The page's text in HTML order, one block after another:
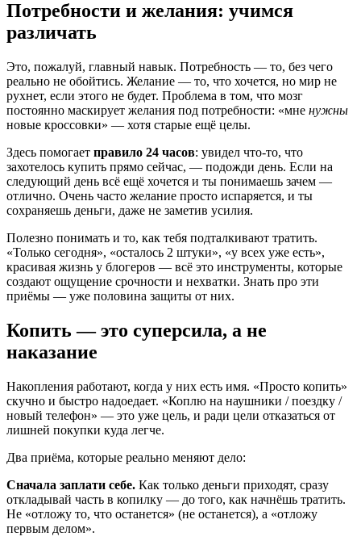
Потребности и желания: учимся
различать
Это, пожалуй, главный навык. Потребность — то, без чего
реально не обойтись. Желание — то, что хочется, но мир не
рухнет, если этого не будет. Проблема в том, что мозг
постоянно маскирует желания под потребности: «мне нужны
новые кроссовки» — хотя старые ещё целы.
Здесь помогает правило 24 часов: увидел что-то, что
захотелось купить прямо сейчас, — подожди день. Если на
следующий день всё ещё хочется и ты понимаешь зачем —
отлично. Очень часто желание просто испаряется, и ты
сохраняешь деньги, даже не заметив усилия.
Полезно понимать и то, как тебя подталкивают тратить.
«Только сегодня», «осталось 2 штуки», «у всех уже есть»,
красивая жизнь у блогеров — всё это инструменты, которые
создают ощущение срочности и нехватки. Знать про эти
приёмы — уже половина защиты от них.
Копить — это суперсила, а не
наказание
Накопления работают, когда у них есть имя. «Просто копить»
скучно и быстро надоедает. «Коплю на наушники / поездку /
новый телефон» — это уже цель, и ради цели отказаться от
лишней покупки куда легче.
Два приёма, которые реально меняют дело:
Сначала заплати себе. Как только деньги приходят, сразу
откладывай часть в копилку — до того, как начнёшь тратить.
Не «отложу то, что останется» (не останется), а «отложу
первым делом».